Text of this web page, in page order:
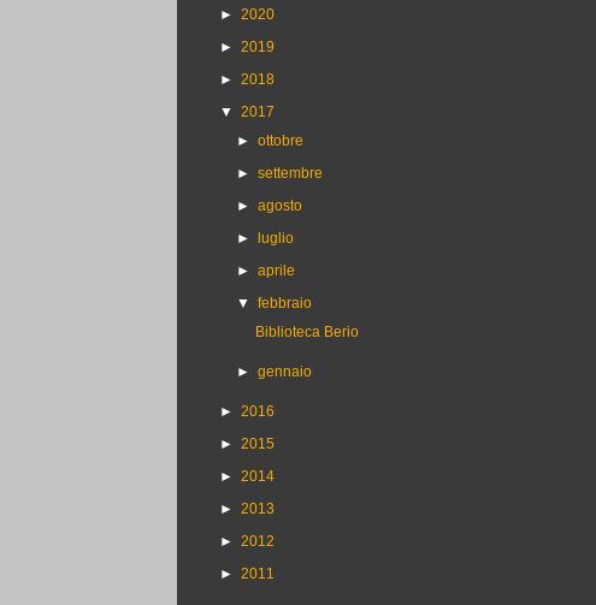
► 2020
► 2019
► 2018
▼ 2017
►ottobre
►settembre
►agosto
►
luglio
►aprile
▼febbraio
Biblioteca Berio
►gennaio
► 2016
► 2015
► 2014
► 2013
► 2012
► 2011